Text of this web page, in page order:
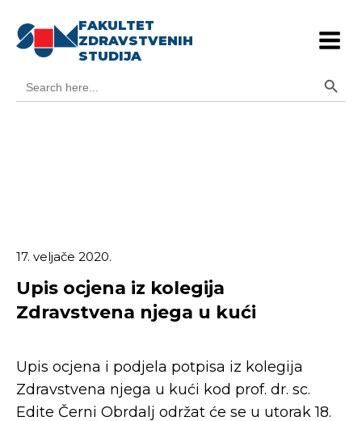
FAKULTET
ZDRAVSTVENIH
STUDIJA
for:
17. veljače 2020.
Upis ocjena iz kolegija
Zdravstvena njega u kući
Upis ocjena i podjela potpisa iz kolegija
Zdravstvena njega u kući kod prof. dr. sc.
Edite Černi Obrdalj održat će se u utorak 18.